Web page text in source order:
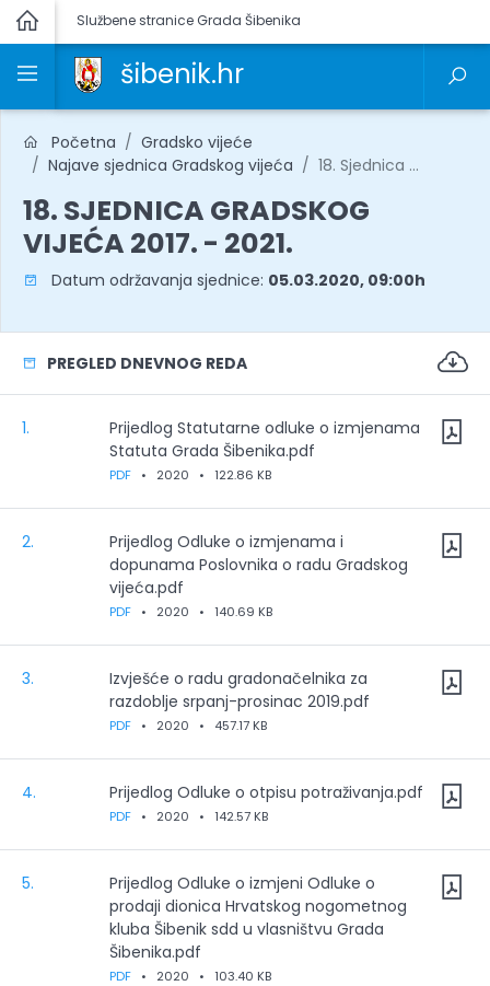
Službene stranice Grada Šibenika
šibenik.hr
Početna
Gradsko vijeće
Najave sjednica Gradskog vijeća
18. Sjednica ...
18. SJEDNICA GRADSKOG
VIJEĆA 2017. - 2021.
Datum održavanja sjednice: 05.03.2020, 09:00h
PREGLED DNEVNOG REDA
1.
Prijedlog Statutarne odluke o izmjenama
Statuta Grada Šibenika.pdf
PDF • 2020 • 122.86 KB
2.
Prijedlog Odluke o izmjenama i
dopunama Poslovnika o radu Gradskog
vijeća.pdf
PDF • 2020 • 140.69 KB
3.
Izvješće o radu gradonačelnika za
razdoblje srpanj-prosinac 2019.pdf
PDF • 2020 • 457.17 KB
4. Prijedlog Odluke o otpisu potraživanja.pdf
PDF • 2020 • 142.57 KB
5.
Prijedlog Odluke o izmjeni Odluke o
prodaji dionica Hrvatskog nogometnog
kluba Šibenik sdd u vlasništvu Grada
Šibenika.pdf
PDF • 2020 • 103.40 KB